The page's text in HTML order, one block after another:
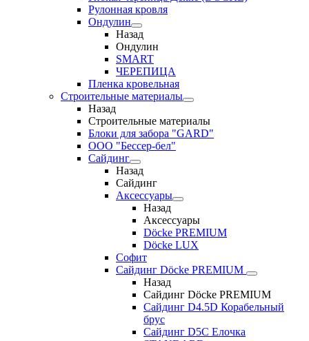
Рулонная кровля
Ондулин
Назад
Ондулин
SMART
ЧЕРЕПИЦА
Пленка кровельная
Строительные материалы
Назад
Строительные материалы
Блоки для забора "GARD"
ООО "Бессер-бел"
Сайдинг
Назад
Сайдинг
Аксессуары
Назад
Аксессуары
Döcke PREMIUM
Döcke LUX
Софит
Сайдинг Döcke PREMIUM
Назад
Сайдинг Döcke PREMIUM
Сайдинг D4.5D Корабельный
брус
Сайдинг D5С Елочка